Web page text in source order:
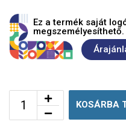
Ez a termék saját
megszemélyesíthető.
KOSÁRBA